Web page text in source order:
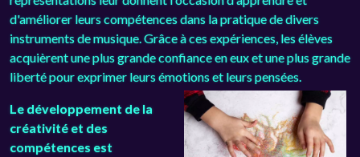
d'améliorer leurs compétences dans la pratique de divers
instruments de musique. Grâce à ces expériences, les élèves
acquièrent une plus grande confiance en eux et une plus grande
liberté pour exprimer leurs émotions et leurs pensées.
Le développement de la
créativité et des
compétences est